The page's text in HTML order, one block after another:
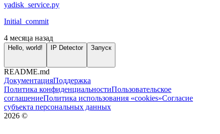
yadisk_service.py
Initial_commit
4 месяца назад
Hello, world! IP Detector Запуск
README.md
ДокументацияПоддержка
Политика конфиденциальностиПользовательское
соглашениеПолитика использования «cookies»Согласие
субъекта персональных данных
2026 ©